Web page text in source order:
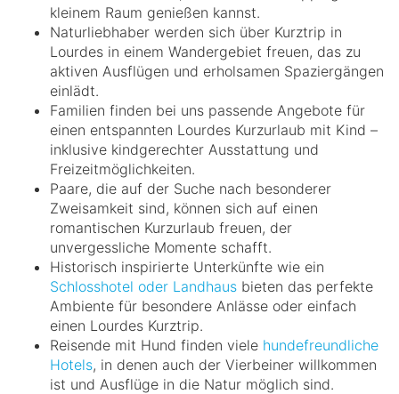
kleinem Raum genießen kannst.
Naturliebhaber werden sich über Kurztrip in
Lourdes in einem Wandergebiet freuen, das zu
aktiven Ausflügen und erholsamen Spaziergängen
einlädt.
Familien finden bei uns passende Angebote für
einen entspannten Lourdes Kurzurlaub mit Kind –
inklusive kindgerechter Ausstattung und
Freizeitmöglichkeiten.
Paare, die auf der Suche nach besonderer
Zweisamkeit sind, können sich auf einen
romantischen Kurzurlaub freuen, der
unvergessliche Momente schafft.
Historisch inspirierte Unterkünfte wie ein
Schlosshotel oder Landhaus bieten das perfekte
Ambiente für besondere Anlässe oder einfach
einen Lourdes Kurztrip.
Reisende mit Hund finden viele hundefreundliche
Hotels, in denen auch der Vierbeiner willkommen
ist und Ausflüge in die Natur möglich sind.